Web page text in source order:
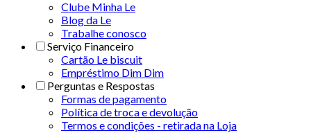
Clube Minha Le
Blog da Le
Trabalhe conosco
Serviço Financeiro
Cartão Le biscuit
Empréstimo Dim Dim
Perguntas e Respostas
Formas de pagamento
Política de troca e devolução
Termos e condições - retirada na Loja